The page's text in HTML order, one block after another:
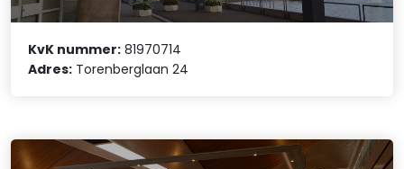
KvK nummer: 81970714
Adres: Torenberglaan 24